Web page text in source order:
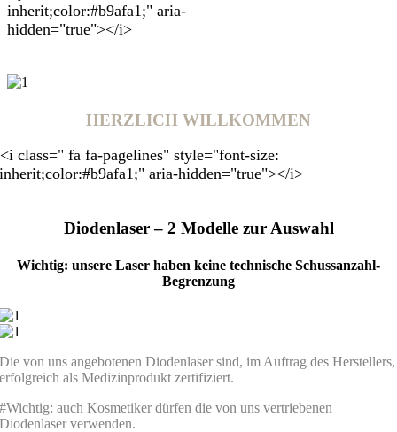
inherit;color:#b9afa1;" aria-
hidden="true"></i>
HERZLICH WILLKOMMEN
<i class=" fa fa-pagelines" style="font-size:
inherit;color:#b9afa1;" aria-hidden="true"></i>
Diodenlaser – 2 Modelle zur Auswahl
Wichtig: unsere Laser haben keine technische Schussanzahl-
Begrenzung
Die von uns angebotenen Diodenlaser sind, im Auftrag des Herstellers,
erfolgreich als Medizinprodukt zertifiziert.
#Wichtig: auch Kosmetiker dürfen die von uns vertriebenen
Diodenlaser verwenden.